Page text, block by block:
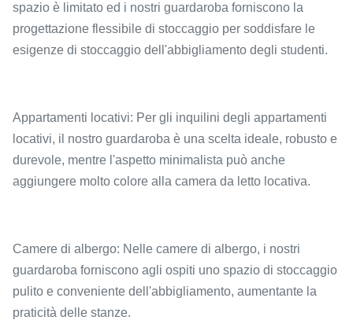
spazio è limitato ed i nostri guardaroba forniscono la
progettazione flessibile di stoccaggio per soddisfare le
esigenze di stoccaggio dell'abbigliamento degli studenti.
Appartamenti locativi: Per gli inquilini degli appartamenti
locativi, il nostro guardaroba è una scelta ideale, robusto e
durevole, mentre l'aspetto minimalista può anche
aggiungere molto colore alla camera da letto locativa.
Camere di albergo: Nelle camere di albergo, i nostri
guardaroba forniscono agli ospiti uno spazio di stoccaggio
pulito e conveniente dell'abbigliamento, aumentante la
praticità delle stanze.